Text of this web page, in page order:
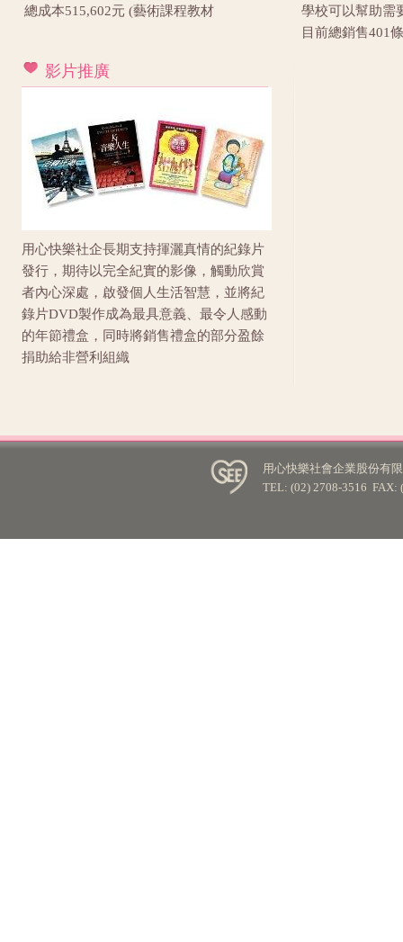
總成本515,602元 (藝術課程教材
學校可以幫助
目前總銷售401
影片推廣
用心快樂社企長期支持揮灑真情的紀錄片
發行，期待以完全紀實的影像，觸動欣賞
者內心深處，啟發個人生活智慧，並將紀
錄片DVD製作成為最具意義、最令人感動
的年節禮盒，同時將銷售禮盒的部分盈餘
捐助給非營利組織
用心快樂社會企業股份有
TEL: (02) 2708-3516